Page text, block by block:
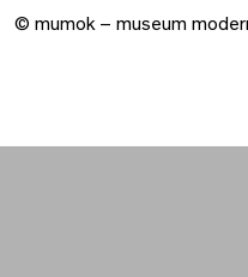
© mumok – museum